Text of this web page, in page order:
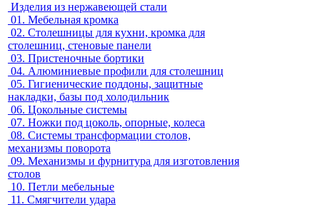
Изделия из нержавеющей стали
01. Мебельная кромка
02. Столешницы для кухни, кромка для
столешниц, стеновые панели
03. Пристеночные бортики
04. Алюминиевые профили для столешниц
05. Гигиенические поддоны, защитные
накладки, базы под холодильник
06. Цокольные системы
07. Ножки под цоколь, опорные, колеса
08. Системы трансформации столов,
механизмы поворота
09. Механизмы и фурнитура для изготовления
столов
10. Петли мебельные
11. Смягчители удара